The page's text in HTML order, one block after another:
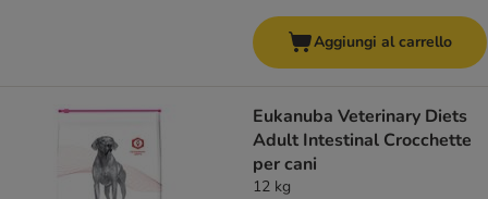
Aggiungi al carrello
Eukanuba Veterinary Diets
Adult Intestinal Crocchette
per cani
12 kg